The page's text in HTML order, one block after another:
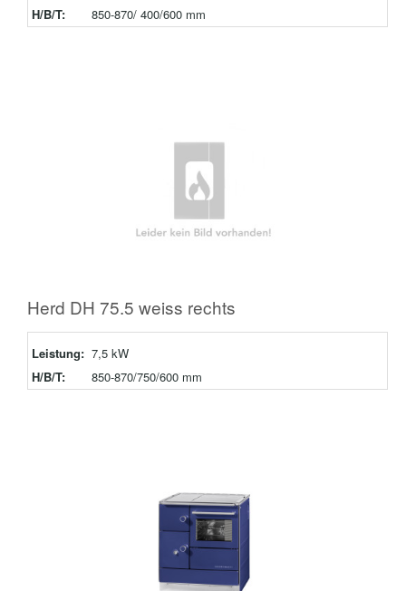
H/B/T:
850-870/ 400/600 mm
Herd DH 75.5 weiss rechts
Leistung: 7,5 kW
H/B/T:
850-870/750/600 mm